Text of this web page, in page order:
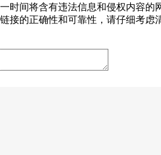
时间将含有违法信息和侵权内容
接的正确性和可靠性，请仔细考虑